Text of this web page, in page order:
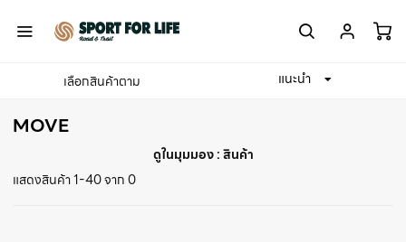
MOVE
MOVE
เลือกสินค้าตาม
ดูในมุมมอง :สินค้า
แสดงสินค้า 1-40 จาก 0
แนะนำ